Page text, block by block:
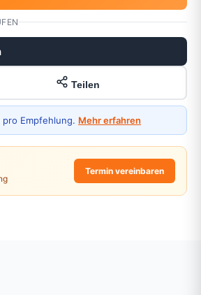
Teilen
pro Empfehlung. Mehr erfahren
Termin vereinbaren